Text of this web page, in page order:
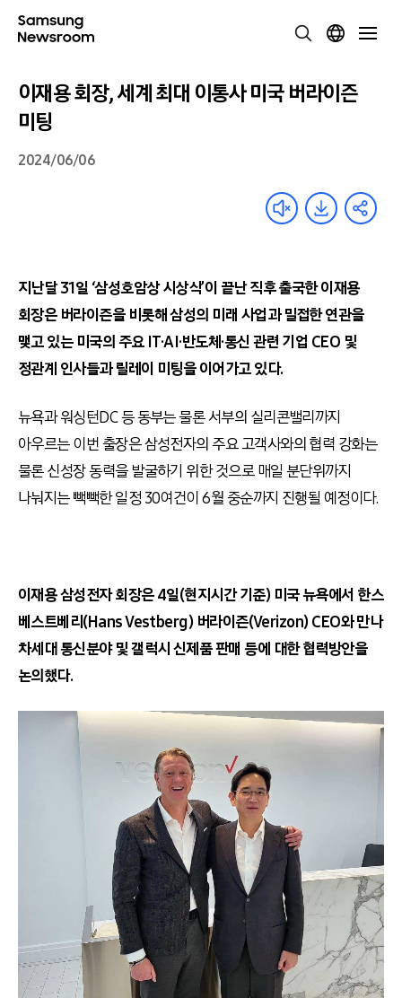
이재용 회장, 세계 최대 이통사 미국 버라이즌
미팅
2024/06/06
지난달31일 ‘삼성호암상 시상식’이 끝난 직후 출국한 이재용
회장은 버라이즌을 비롯해 삼성의 미래 사업과 밀접한 연관을
맺고 있는 미국의 주요IT·AI·반도체·통신 관련 기업 CEO 및
정관계 인사들과 릴레이 미팅을 이어가고 있다.
뉴욕과 워싱턴DC등 동부는 물론 서부의 실리콘밸리까지
아우르는 이번 출장은 삼성전자의 주요 고객사와의 협력 강화는
물론 신성장 동력을 발굴하기 위한 것으로 매일 분단위까지
나눠지는 빽빽한 일정30여건이 6월 중순까지 진행될 예정이다.
이재용 삼성전자 회장은4일(현지시간 기준) 미국 뉴욕에서 한스
베스트베리(Hans Vestberg) 버라이즌(Verizon) CEO와 만나
차세대 통신분야 및 갤럭시 신제품 판매 등에 대한 협력방안을
논의했다.